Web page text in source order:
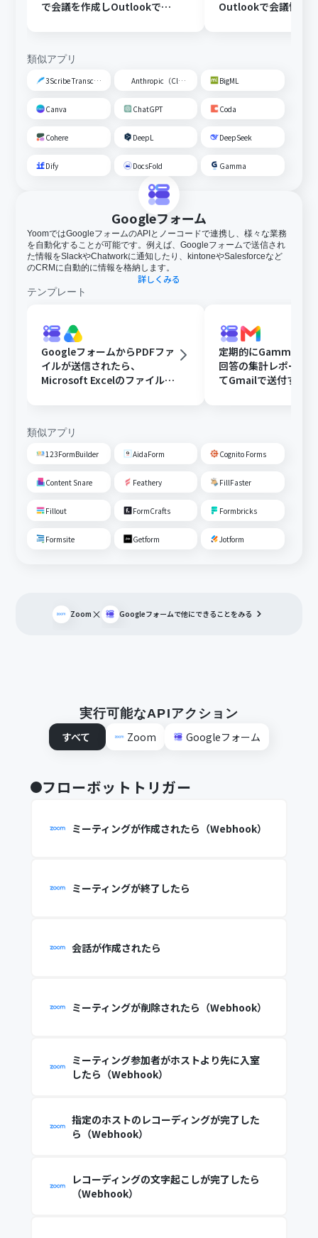
で会議を作成しOutlookで会
Outlookで会議情報
類似アプリ
3Scribe Transcription Anthropic（Claude） BigML
Canva ChatGPT Coda
Cohere DeepL DeepSeek
Dify DocsFold Gamma
Googleフォーム
YoomではGoogleフォームのAPIとノーコードで連携し、様々な業務
を自動化することが可能です。例えば、Googleフォームで送信され
た情報をSlackやChatworkに通知したり、kintoneやSalesforceなど
のCRMに自動的に情報を格納します。
詳しくみる
テンプレート
GoogleフォームからPDFファ
イルが送信されたら、
Microsoft Excelのファイルに
定期的にGammaで
回答の集計レポート
てGmailで送付する
類似アプリ
123FormBuilder AidaForm Cognito Forms
Content Snare Feathery FillFaster
Fillout FormCrafts Formbricks
Formsite Getform Jotform
Zoom × Googleフォームで他にできることをみる
実行可能なAPIアクション
すべて
Zoom Googleフォーム
フローボットトリガー
ミーティングが作成されたら（Webhook）
ミーティングが終了したら
会話が作成されたら
ミーティングが削除されたら（Webhook）
ミーティング参加者がホストより先に入室
したら（Webhook）
指定のホストのレコーディングが完了した
ら（Webhook）
レコーディングの文字起こしが完了したら
（Webhook）